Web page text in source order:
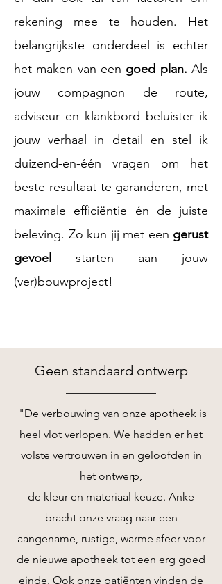
rekening mee te houden. Het
belangrijkste onderdeel is echter
het maken van een goed plan.Als
jouw compagnon de route,
adviseur en klankbord beluister ik
jouw verhaal in detail en stel ik
duizend-en-één vragen om het
beste resultaat te garanderen, met
maximale efficiëntie én de juiste
beleving. Zo kun jij met een gerust
gevoel
starten aan jouw
(ver)bouwproject!
Geen standaard ontwerp
"De verbouwing van onze apotheek is
heel vlot verlopen. We hadden er het
volste vertrouwen in en geloofden in
het ontwerp,
de kleur en materiaal keuze. Anke
bracht onze vraag naar een
aangename, rustige, warme sfeer voor
de nieuwe apotheek tot een erg goed
einde. Ook onze patiënten vinden de